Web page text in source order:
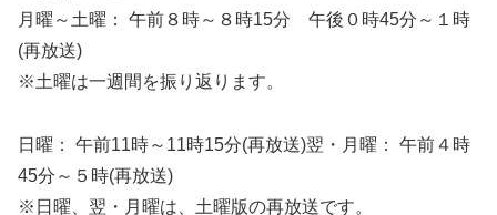
月曜～土曜： 午前８時～８時15分 午後０時45分～１時
(再放送)
※土曜は一週間を振り返ります。
日曜： 午前11時～11時15分(再放送)翌・月曜： 午前４時
45分～５時(再放送)
※日曜、翌・月曜は、土曜版の再放送です。